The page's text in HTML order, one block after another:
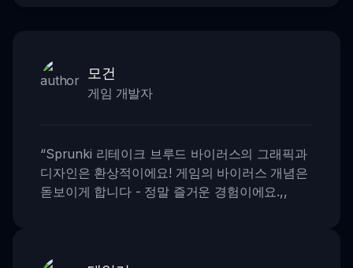
모건
게임 개발자
“Sprunki 리테이크 브루드 바이러스의 그래픽과
디자인은 환상적이에요! 게임의 바이러스 개념은
돋보이게 합니다 - 정말 즐거운 경험이에요.,,